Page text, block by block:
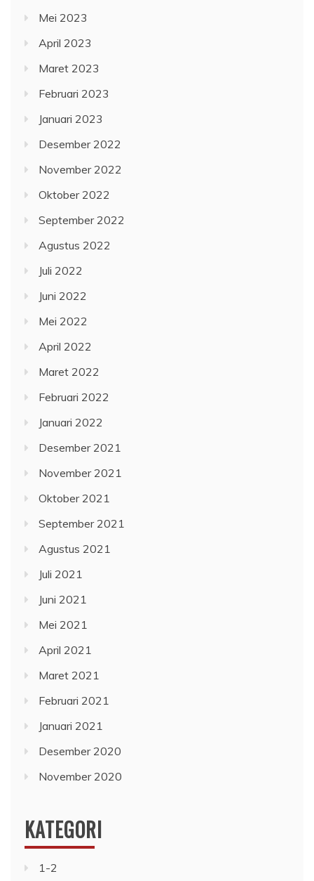
Mei 2023
April 2023
Maret 2023
Februari 2023
Januari 2023
Desember 2022
November 2022
Oktober 2022
September 2022
Agustus 2022
Juli 2022
Juni 2022
Mei 2022
April 2022
Maret 2022
Februari 2022
Januari 2022
Desember 2021
November 2021
Oktober 2021
September 2021
Agustus 2021
Juli 2021
Juni 2021
Mei 2021
April 2021
Maret 2021
Februari 2021
Januari 2021
Desember 2020
November 2020
KATEGORI
1-2